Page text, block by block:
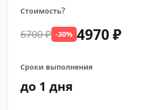
Стоимость?
6700 ₽ -30% 4970 ₽
Сроки выполнения
до 1 дня